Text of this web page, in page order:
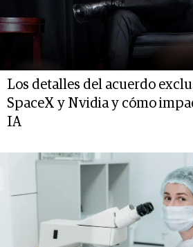
Los detalles del acuerdo
SpaceX y Nvidia y cómo
IA